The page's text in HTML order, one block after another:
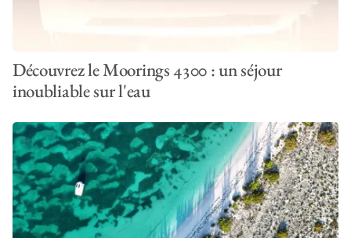
Découvrez le Moorings 4300 : un séjour
inoubliable sur l'eau